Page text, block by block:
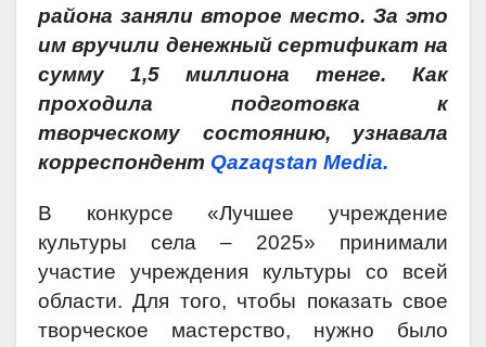
района заняли второе место. За это
им вручили денежный сертификат на
сумму 1,5 миллиона тенге. Как
проходила подготовка к
творческому состоянию, узнавала
корреспондент Qazaqstan Media.
В конкурсе «Лучшее учреждение
культуры села – 2025» принимали
участие учреждения культуры со всей
области. Для того, чтобы показать свое
творческое мастерство, нужно было